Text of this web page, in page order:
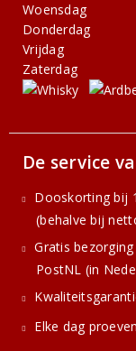
Woensdag
Donderdag
Vrijdag
Zaterdag
De service
Dooskorting bij
(behalve bij
Gratis
PostNL (in
Elke dag